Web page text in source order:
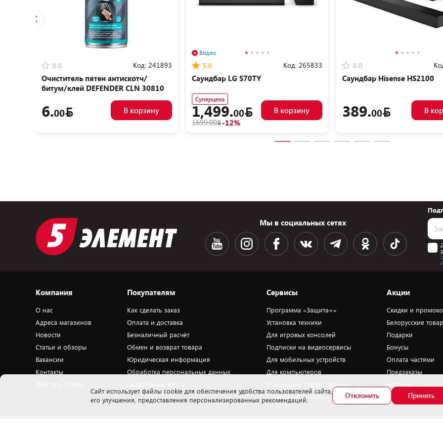
0.0 Код: 241893
Очиститель пятен антискотч/
битум/клей DEFENDER CLN 30810
6.00 В корзину
Видео
5.0 Код: 265833
Саундбар LG S70TY
Суперцена
1,499.00
1699.00 -12%
В корзину
0.0
Саундбар Hisense HS2100
389.00 В
Мы в социальных сетях
Компания
О нас
Адреса магазинов
Новости
Статьи и обзоры
Вакансии
Контакты
Покупателям
Как сделать заказ
Оплата и доставка
Безналичный расчёт
Обмен и возврат товара
Юридическая информация
Обработка персональных данных
Сервисы
Программа «Защита+»
Установка техники
Для игровых консолей
Подписки на видеосервисы
Для мобильных устройств
Для компьютеров
Сервисные центры
Акции
Скидки и
Белорусские
Подарки
Бонусы
Оплата частями
Предзаказы
Cайт использует файлы cookie для обеспечения удобства пользователей сайта,
его улучшения, предоставления персонализированных рекомендаций.
Отклонить Принять